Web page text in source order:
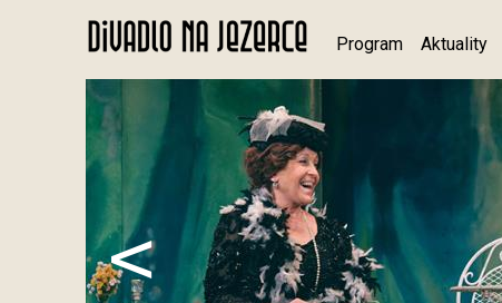
Program Aktuality
<